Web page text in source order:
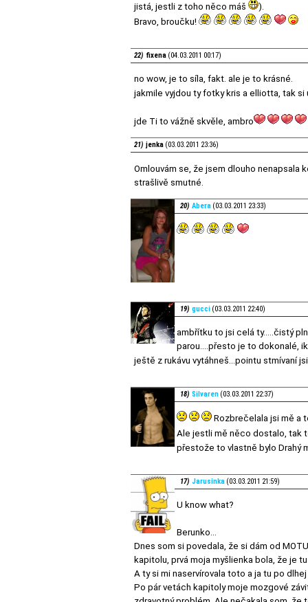
jistá, jestli z toho něco máš
).
Bravo, broučku!
22) fixena (04.03.2011 00:17)
no wow, je to síla, fakt. ale je to krásné.
jakmile vyjdou ty fotky kris a elliotta, tak
jde Ti to vážně skvěle, ambro
21) jenka (03.03.2011 23:36)
Omlouvám se, že jsem dlouho
strašlivě smutné.
20) Abera (03.03.2011 23:33)
19) gucci (03.03.2011 22:40)
ambřítku to jsi celá ty.....čistý
parou....přesto je to dokonalé,
ještě z rukávu vytáhneš...pointu stmívaní
18) Silvaren (03.03.2011 22:37)
Rozbrečelala jsi mě a
Ale jestli mě něco dostalo, tak
přestože to vlastně bylo Drahý
17) Jarusinka (03.03.2011 21:59)
U know what?
Berunko...
Dnes som si povedala, že si dám od
kapitolu, prvá moja myšlienka bola, že je
A ty si mi naservírovala toto a ja tu po
Po pár vetách kapitoly moje mozgové